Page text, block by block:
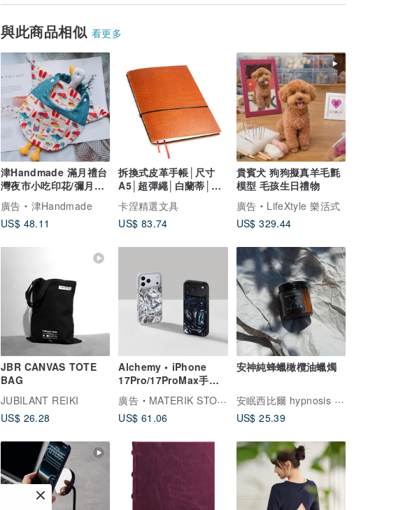
與此商品相似 看更多
津Handmade 滿月禮台
灣夜市小吃印花/彌月禮/
三件組
廣告
津Handmade
US$ 48.11
拆換式皮革手帳│尺寸
A5│超彈繩│白蘭蒂│單
彈│X17
卡涅精選文具
US$ 83.74
貴賓犬 狗狗擬真羊毛氈
模型 毛孩生日禮物
廣告
LifeXtyle 樂活式
US$ 329.44
JBR CANVAS TOTE
BAG
JUBILANT REIKI
US$ 26.28
Alchemy • iPhone
17Pro/17ProMax手機
殼 MagSafe磁吸手機保
護套
廣告
MATERIK STORY
US$ 61.06
安神純蜂蠟橄欖油蠟燭
安眠西比爾 hypnosis sibyl
US$ 25.39